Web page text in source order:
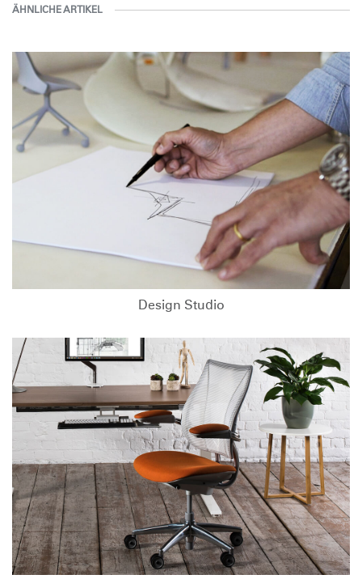
ÄHNLICHE ARTIKEL
Design Studio